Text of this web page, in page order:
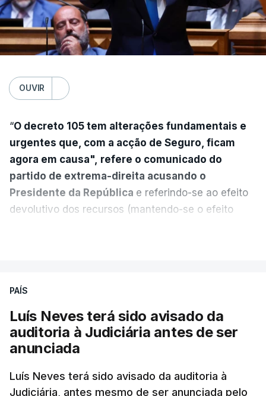
OUVIR
“O decreto 105 tem alterações fundamentais e
urgentes que, com a acção de Seguro, ficam
agora em causa", refere o comunicado do
partido de extrema-direita acusando o
Presidente da República e referindo-se ao efeito
devolutivo dos recursos (mantendo-se o efeito
quanto à possibilidade de expulsar do país
cidadãos adultos em situação ilegal, se
tiverem filhos menores.
prazo de 60 dias, os imigrantes terão que ser
libertados,ainda que os seus pedidos de asilo
PAÍS
Luís Neves terá sido avisado da
auditoria à Judiciária antes de ser
anunciada
Luís Neves terá sido avisado da auditoria à
Judiciária, antes mesmo de ser anunciada pelo